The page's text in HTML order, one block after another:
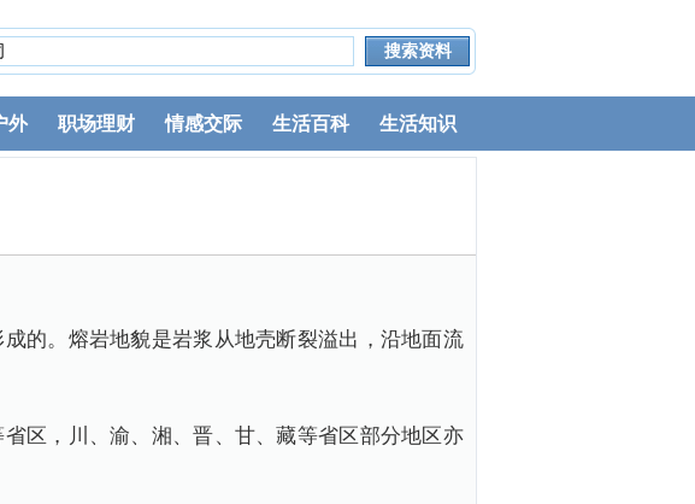
外 职场理财 情感交际 生活百科 生活知识
的。熔岩地貌是岩浆从地壳断裂溢出，沿地面流
区，川、渝、湘、晋、甘、藏等省区部分地区亦